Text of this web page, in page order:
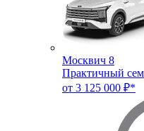
Москвич 8
Практичный
от 3 125 000 ₽*